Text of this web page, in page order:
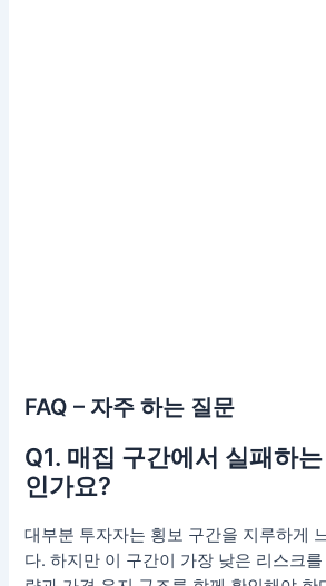
FAQ – 자주 하는 질문
Q1. 매집 구간에서 실패하
인가요?
대부분 투자자는 횡보 구간을 지루하게
다. 하지만 이 구간이 가장 낮은 리스크